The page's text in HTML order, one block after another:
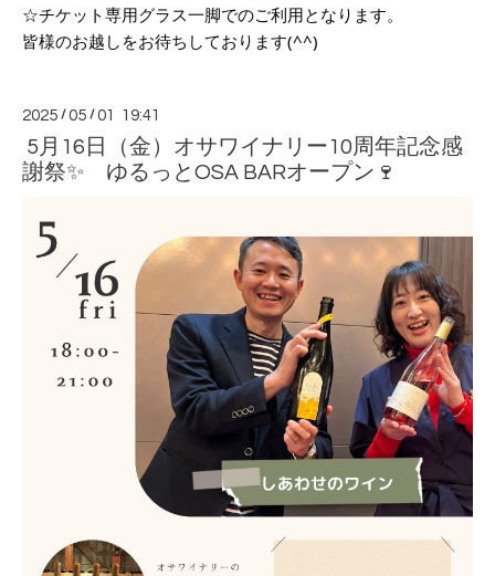
☆チケット専用グラス一脚でのご利用となります。
皆様のお越しをお待ちしております(^^)
2025 /05 /01 19:41
5月16日（金）オサワイナリー10周年記念感
謝祭✨ ゆるっとOSA BARオープン🍷